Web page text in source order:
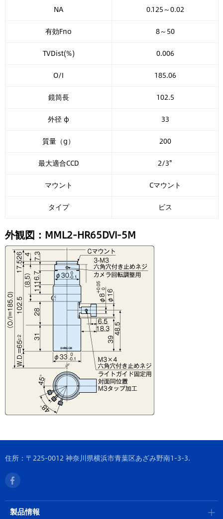
NA
0.125～0.02
有効Fno
8～50
TVDist(%)
0.006
O/I
185.06
鏡筒長
102.5
外径 φ
33
質量（g）
200
最大適合CCD
2/3"
マウント
Cマウント
タイプ
ビス
外観図：MML2-HR65DVI-5M
住所：〒225-0012 神奈川県横浜市青葉区あざみ野南1-3-3.
製品情報